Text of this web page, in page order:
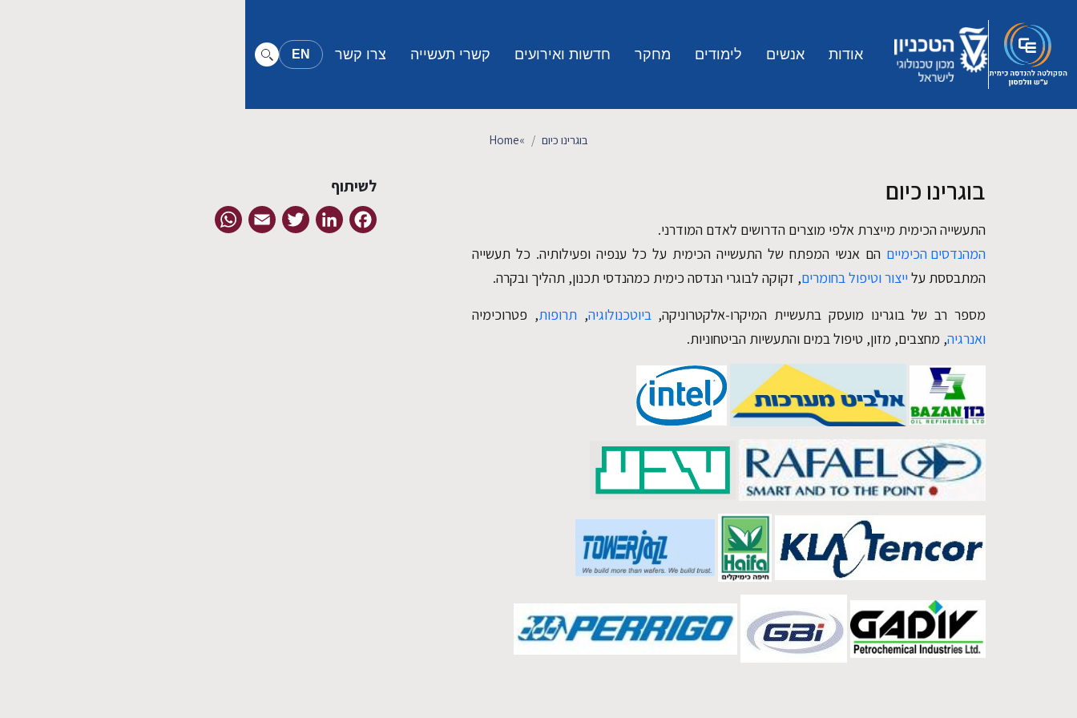
EN אודות אנשים לימודים מחקר חדשות ואירועים קשרי תעשייה צרו קשר
Home» בוגרינו כיום
בוגרינו כיום
התעשייה הכימית מייצרת אלפי מוצרים הדרושים לאדם המודרני.
המהנדסים הכימיים הם אנשי המפתח של התעשייה הכימית על כל ענפיה ופעילותיה. כל תעשייה
המתבססת על ייצור וטיפול בחומרים, זקוקה לבוגרי הנדסה כימית כמהנדסי תכנון, תהליך ובקרה.
מספר רב של בוגרינו מועסק בתעשיית המיקרו-אלקטרוניקה,ביוטכנולוגיה, תרופות, פטרוכימיה
ואנרגיה, מחצבים, מזון, טיפול במים והתעשיות הביטחוניות.
לשיתוף
Facebook
LinkedIn
Twitter
Email